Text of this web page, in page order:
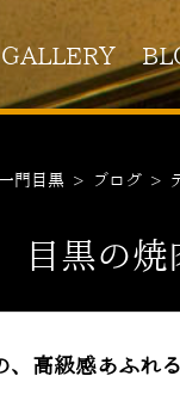
GALLERY
門目黒 > ブログ >
目黒の
、高級感あふ